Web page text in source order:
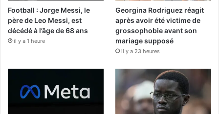
Football : Jorge Messi, le
père de Leo Messi, est
décédé à l’âge de 68 ans
il y a 1 heure
Georgina Rodriguez réagit
après avoir été victime de
grossophobie avant son
mariage supposé
il y a 23 heures